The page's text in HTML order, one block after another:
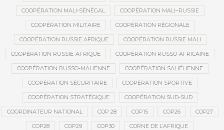
COOPÉRATION MALI-SÉNÉGAL COOPÉRATION MALI–RUSSIE
COOPÉRATION MILITAIRE COOPÉRATION RÉGIONALE
COOPÉRATION RUSSIE AFRIQUE COOPÉRATION RUSSIE MALI
COOPÉRATION RUSSIE-AFRIQUE COOPÉRATION RUSSO-AFRICAINE
COOPÉRATION RUSSO-MALIENNE COOPÉRATION SAHÉLIENNE
COOPÉRATION SÉCURITAIRE COOPÉRATION SPORTIVE
COOPÉRATION STRATÉGIQUE COOPÉRATION SUD-SUD
COORDINATEUR NATIONAL COP 28 COP15 COP26 COP27
COP28 COP29 COP30 CORNE DE L’AFRIQUE